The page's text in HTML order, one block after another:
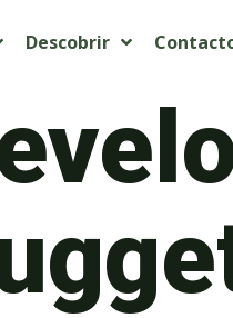
Descobrir